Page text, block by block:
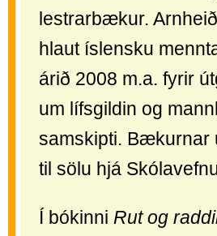
lestrarbækur.
hlaut íslensku
árið 2008 m.a. fyrir
um lífsgildin og
samskipti. Bækurnar
til sölu hjá
Í bókinni Rut og